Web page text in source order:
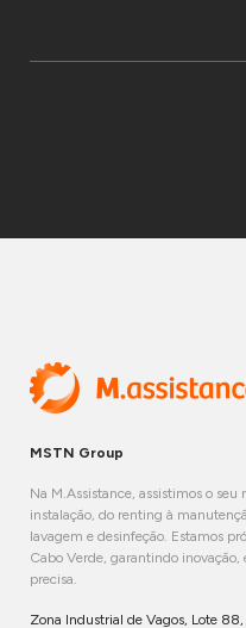
MSTN Group
Na M.Assistance, assistimos o
instalação, do renting à
lavagem e desinfeção. Estamos
Cabo Verde, garantindo
precisa.
Zona Industrial de Vagos, Lote